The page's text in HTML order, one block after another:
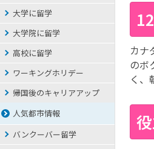
カナ
のボ
く、
大学に留学
大学院に留学
高校に留学
ワーキングホリデー
帰国後のキャリアアップ
人気都市情報
バンクーバー留学